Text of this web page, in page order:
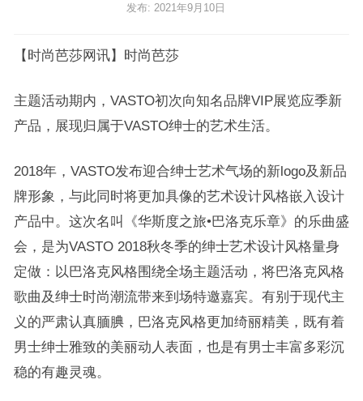
发布: 2021年9月10日
【时尚芭莎网讯】时尚芭莎
主题活动期内，VASTO初次向知名品牌VIP展览应季新
产品，展现归属于VASTO绅士的艺术生活。
2018年，VASTO发布迎合绅士艺术气场的新logo及新品
牌形象，与此同时将更加具像的艺术设计风格嵌入设计
产品中。这次名叫《华斯度之旅•巴洛克乐章》的乐曲盛
会，是为VASTO 2018秋冬季的绅士艺术设计风格量身
定做：以巴洛克风格围绕全场主题活动，将巴洛克风格
歌曲及绅士时尚潮流带来到场特邀嘉宾。有别于现代主
义的严肃认真腼腆，巴洛克风格更加绮丽精美，既有着
男士绅士雅致的美丽动人表面，也是有男士丰富多彩沉
稳的有趣灵魂。